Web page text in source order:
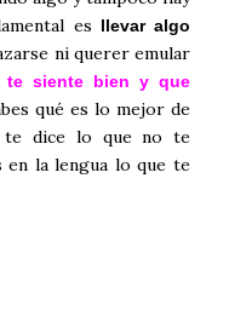
es llevar algo
ni querer emular
te siente bien y que
qué es lo mejor de
te dice lo que no te
la lengua lo que te